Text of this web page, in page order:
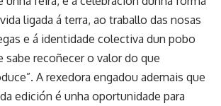
ligada á terra, ao traballo das nosas
e á identidade colectiva dun pobo
sabe recoñecer o valor do que
A rexedora engadou ademais que
edición é unha oportunidade para